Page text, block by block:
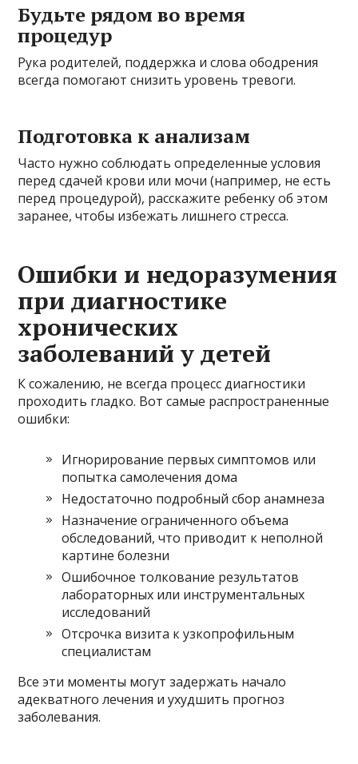
Будьте рядом во время
процедур
Рука родителей, поддержка и слова ободрения
всегда помогают снизить уровень тревоги.
Подготовка к анализам
Часто нужно соблюдать определенные условия
перед сдачей крови или мочи (например, не есть
перед процедурой), расскажите ребенку об этом
заранее, чтобы избежать лишнего стресса.
Ошибки и недоразумения
при диагностике
хронических
заболеваний у детей
К сожалению, не всегда процесс диагностики
проходить гладко. Вот самые распространенные
ошибки:
Игнорирование первых симптомов или
попытка самолечения дома
Недостаточно подробный сбор анамнеза
Назначение ограниченного объема
обследований, что приводит к неполной
картине болезни
Ошибочное толкование результатов
лабораторных или инструментальных
исследований
Отсрочка визита к узкопрофильным
специалистам
Все эти моменты могут задержать начало
адекватного лечения и ухудшить прогноз
заболевания.